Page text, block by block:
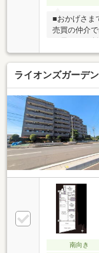
■おかげさま
売買の仲介
一員です！
入・ご売却
ハウスNEXT
ライフパー
しの不安を
動産仲介業
が更に充実
ます■未来カ
ミュレーシ
視える化し
ライオンズガーデ
南向き